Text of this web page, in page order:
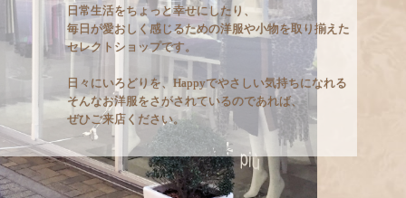
日常生活をちょっと幸せにしたり、
毎日が愛おしく感じるための洋服や小物を取り揃えた
セレクトショップです。
日々にいろどりを、Happyでやさしい気持ちになれる
そんなお洋服をさがされているのであれば、
ぜひご来店ください。